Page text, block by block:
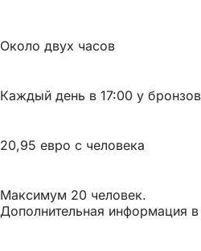
Около двух часов
Каждый день в 17:00 у
20,95 евро с человека
Максимум 20 человек.
Дополнительная информация